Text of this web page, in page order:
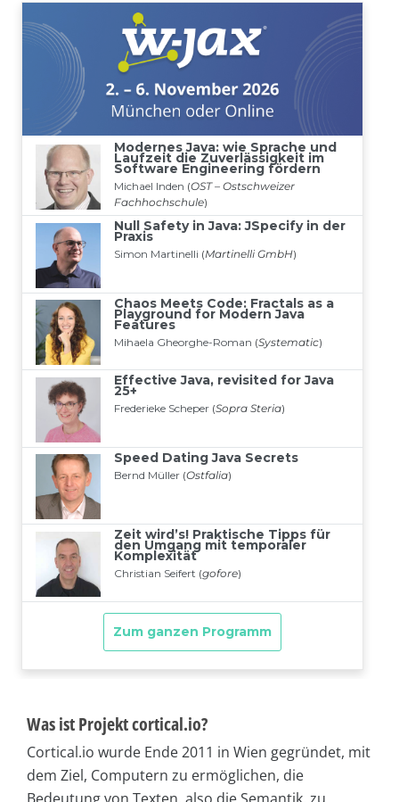
Was ist Projekt cortical.io?
Cortical.io wurde Ende 2011 in Wien gegründet, mit
dem Ziel, Computern zu ermöglichen, die